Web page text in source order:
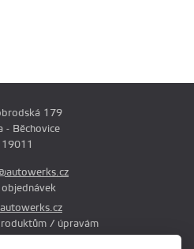
179
- Běchovice
19011
/ úpravám